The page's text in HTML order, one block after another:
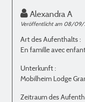
Alexandra A
Veröffentlicht am 08/
Art des Aufenthalts :
En famille avec
Unterkunft :
Mobilheim Lodge
Zeitraum des